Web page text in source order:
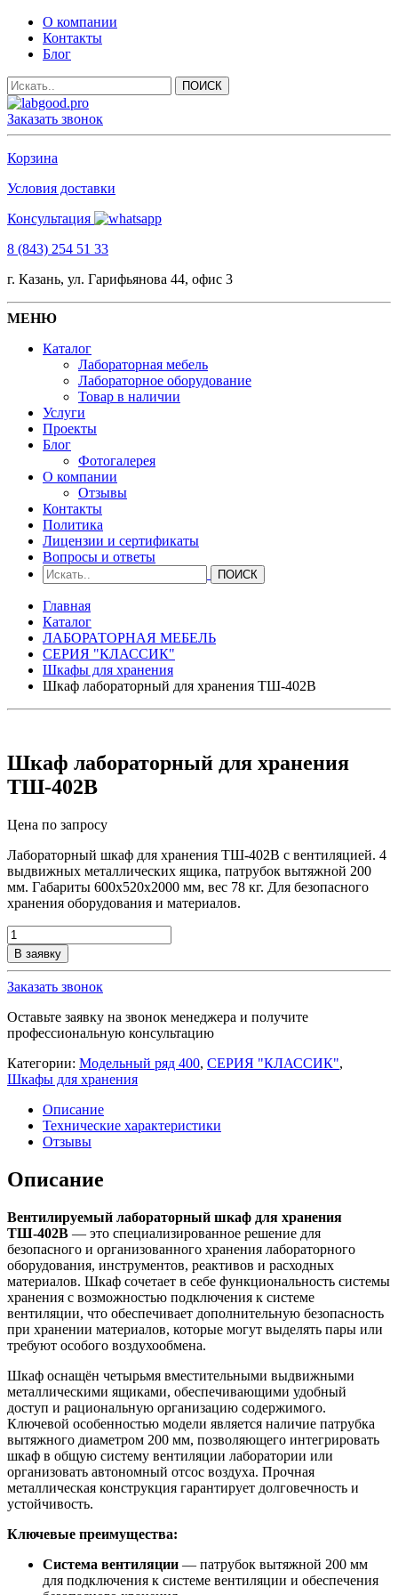
О компании
Контакты
Блог
Заказать звонок
Корзина
Условия доставки
Консультация
8 (843) 254 51 33
г. Казань, ул. Гарифьянова 44, офис 3
МЕНЮ
Каталог
Лабораторная мебель
Лабораторное оборудование
Товар в наличии
Услуги
Проекты
Блог
Фотогалерея
О компании
Отзывы
Контакты
Политика
Лицензии и сертификаты
Вопросы и ответы
Главная
Каталог
ЛАБОРАТОРНАЯ МЕБЕЛЬ
СЕРИЯ "КЛАССИК"
Шкафы для хранения
Шкаф лабораторный для хранения ТШ-402В
Шкаф лабораторный для хранения
ТШ-402В
Цена по запросу
Лабораторный шкаф для хранения ТШ-402В с вентиляцией. 4
выдвижных металлических ящика, патрубок вытяжной 200
мм. Габариты 600x520x2000 мм, вес 78 кг. Для безопасного
хранения оборудования и материалов.
Количество
товара
Шкаф
лабораторный
для
хранения
ТШ-402В
В заявку
Заказать звонок
Оставьте заявку на звонок менеджера и получите
профессиональную консультацию
Категории: Модельный ряд 400, СЕРИЯ "КЛАССИК",
Шкафы для хранения
Описание
Технические характеристики
Отзывы
Описание
Вентилируемый лабораторный шкаф для хранения
ТШ-402В — это специализированное решение для
безопасного и организованного хранения лабораторного
оборудования, инструментов, реактивов и расходных
материалов. Шкаф сочетает в себе функциональность системы
хранения с возможностью подключения к системе
вентиляции, что обеспечивает дополнительную безопасность
при хранении материалов, которые могут выделять пары или
требуют особого воздухообмена.
Шкаф оснащён четырьмя вместительными выдвижными
металлическими ящиками, обеспечивающими удобный
доступ и рациональную организацию содержимого.
Ключевой особенностью модели является наличие патрубка
вытяжного диаметром 200 мм, позволяющего интегрировать
шкаф в общую систему вентиляции лаборатории или
организовать автономный отсос воздуха. Прочная
металлическая конструкция гарантирует долговечность и
устойчивость.
Ключевые преимущества:
Система вентиляции — патрубок вытяжной 200 мм
для подключения к системе вентиляции и обеспечения